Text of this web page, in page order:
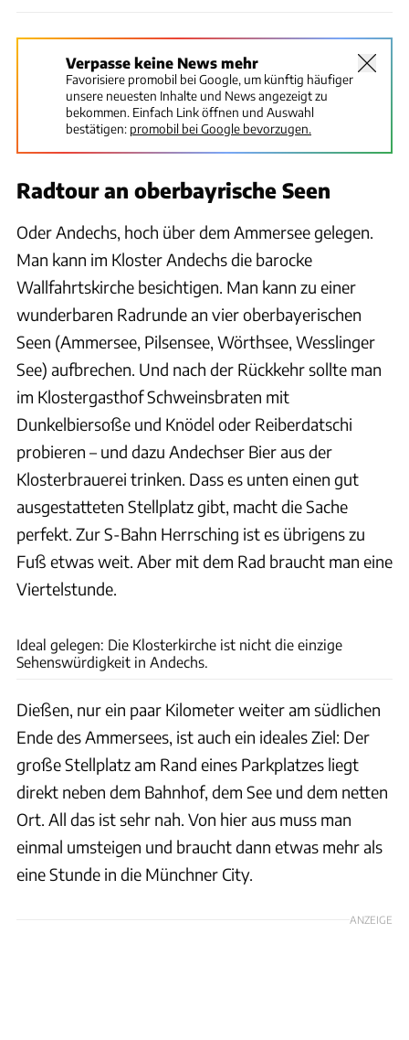
Verpasse keine News mehr
Favorisiere promobil bei Google, um künftig häufiger
unsere neuesten Inhalte und News angezeigt zu
bekommen. Einfach Link öffnen und Auswahl
bestätigen: promobil bei Google bevorzugen.
Radtour an oberbayrische Seen
Oder Andechs, hoch über dem Ammersee gelegen.
Man kann im Kloster Andechs die barocke
Wallfahrtskirche besichtigen. Man kann zu einer
wunderbaren Radrunde an vier oberbayerischen
Seen (Ammersee, Pilsensee, Wörthsee, Wesslinger
See) aufbrechen. Und nach der Rückkehr sollte man
im Klostergasthof Schweinsbraten mit
Dunkelbiersoße und Knödel oder Reiberdatschi
probieren – und dazu Andechser Bier aus der
Klosterbrauerei trinken. Dass es unten einen gut
ausgestatteten Stellplatz gibt, macht die Sache
perfekt. Zur S-Bahn Herrsching ist es übrigens zu
Fuß etwas weit. Aber mit dem Rad braucht man eine
Viertelstunde.
Ideal gelegen: Die Klosterkirche ist nicht die einzige
Sehenswürdigkeit in Andechs.
Dießen, nur ein paar Kilometer weiter am südlichen
Ende des Ammersees, ist auch ein ideales Ziel: Der
große Stellplatz am Rand eines Parkplatzes liegt
direkt neben dem Bahnhof, dem See und dem netten
Ort. All das ist sehr nah. Von hier aus muss man
einmal umsteigen und braucht dann etwas mehr als
eine Stunde in die Münchner City.
ANZEIGE